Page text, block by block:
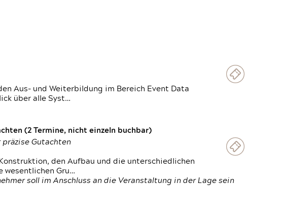
Aus- und Weiterbildung im Bereich Event Data
über alle Syst…
(2 Termine, nicht einzeln buchbar)
präzise Gutachten
den Aufbau und die unterschiedlichen
wesentlichen Gru…
soll im Anschluss an die Veranstaltung in der Lage sein